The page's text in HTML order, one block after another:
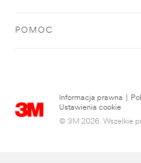
POMOC
Informacja prawna
Ustawienia cookie
© 3M 2026. Wszelkie